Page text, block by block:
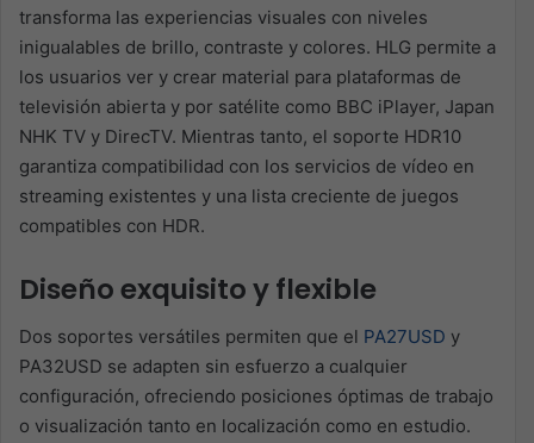
transforma las experiencias visuales con niveles
inigualables de brillo, contraste y colores. HLG permite a
los usuarios ver y crear material para plataformas de
televisión abierta y por satélite como BBC iPlayer, Japan
NHK TV y DirecTV. Mientras tanto, el soporte HDR10
garantiza compatibilidad con los servicios de vídeo en
streaming existentes y una lista creciente de juegos
compatibles con HDR.
Diseño exquisito y flexible
Dos soportes versátiles permiten que el PA27USD y
PA32USD se adapten sin esfuerzo a cualquier
configuración, ofreciendo posiciones óptimas de trabajo
o visualización tanto en localización como en estudio.